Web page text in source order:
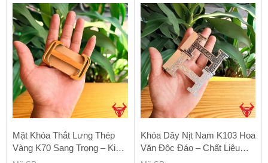
Mặt Khóa Thắt Lưng Thép
Vàng K70 Sang Trọng – Kiểu
Ray Trượt
Khóa Dây Nịt Nam K103 Hoa
Văn Độc Đáo – Chất Liệu
Thép Cao Cấp